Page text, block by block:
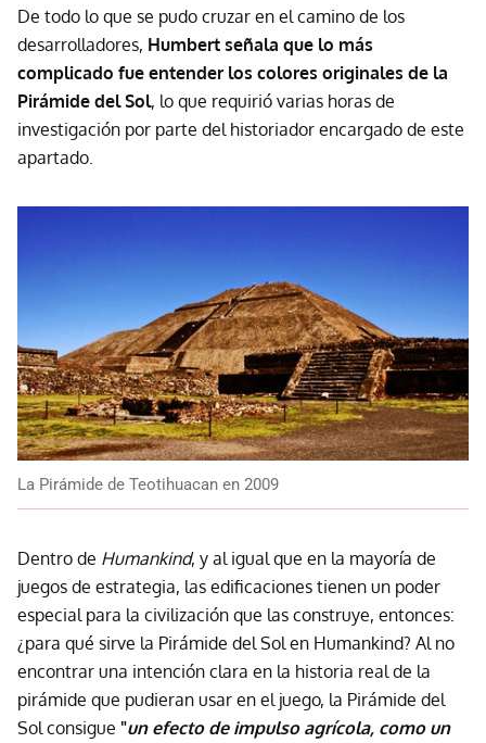
De todo lo que se pudo cruzar en el camino de los
desarrolladores, Humbert señala que lo más
complicado fue entender los colores originales de la
Pirámide del Sol, lo que requirió varias horas de
investigación por parte del historiador encargado de este
apartado.
La Pirámide de Teotihuacan en 2009
Dentro de Humankind, y al igual que en la mayoría de
juegos de estrategia, las edificaciones tienen un poder
especial para la civilización que las construye, entonces:
¿para qué sirve la Pirámide del Sol en Humankind? Al no
encontrar una intención clara en la historia real de la
pirámide que pudieran usar en el juego, la Pirámide del
Sol consigue "un efecto de impulso agrícola, como un